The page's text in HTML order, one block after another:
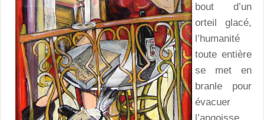
bout d’un
orteil glacé,
l’humanité
toute entière
se met en
branle pour
évacuer